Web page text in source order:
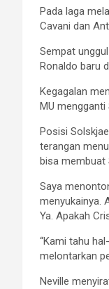
Pada laga
Cavani dan
Sempat
Ronaldo baru
Kegagalan
MU mengganti
Posisi
terangan
bisa membuat
Saya
menyukainya.
Ya. Apakah
“Kami tahu
melontarkan
Neville